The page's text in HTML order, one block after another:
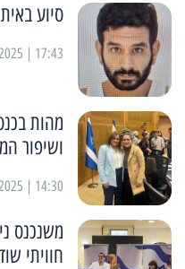
סיוע
17:43 | 30/03/2025
מהות
ושיפור
14:30 | 30/03/2025
משנכנס
חוויתי שודר ל-